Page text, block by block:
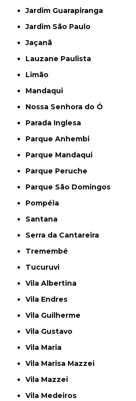
Jardim Guarapiranga
Jardim São Paulo
Jaçanã
Lauzane Paulista
Limão
Mandaqui
Nossa Senhora do Ó
Parada Inglesa
Parque Anhembi
Parque Mandaqui
Parque Peruche
Parque São Domingos
Pompéia
Santana
Serra da Cantareira
Tremembé
Tucuruvi
Vila Albertina
Vila Endres
Vila Guilherme
Vila Gustavo
Vila Maria
Vila Marisa Mazzei
Vila Mazzei
Vila Medeiros